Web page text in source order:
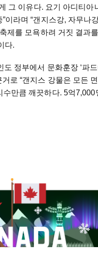
그 이유다. 요기 아디티
이라며 “갠지스강, 자무나
제를 모욕하려 거짓 결과
다.
정부에서 문화훈장 ‘파
로 “갠지스 강물은 모든
만큼 깨끗하다. 5억7,000